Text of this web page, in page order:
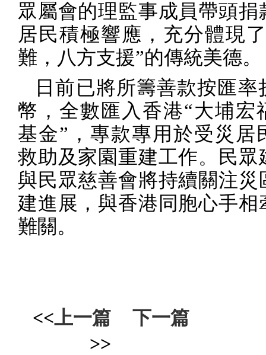
眾屬會的理監事成員帶頭捐
居民積極響應，充分體現
難，八方支援”的傳統美德。
日前已將所籌善款按匯率
幣，全數匯入香港“大埔宏
基金”，專款專用於受災居
救助及家園重建工作。民眾
與民眾慈善會將持續關注災
建進展，與香港同胞心手相
難關。
<<上一篇
下一篇
>>